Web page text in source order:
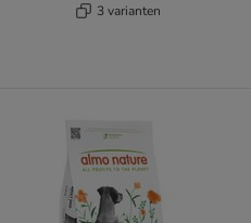
3 varianten